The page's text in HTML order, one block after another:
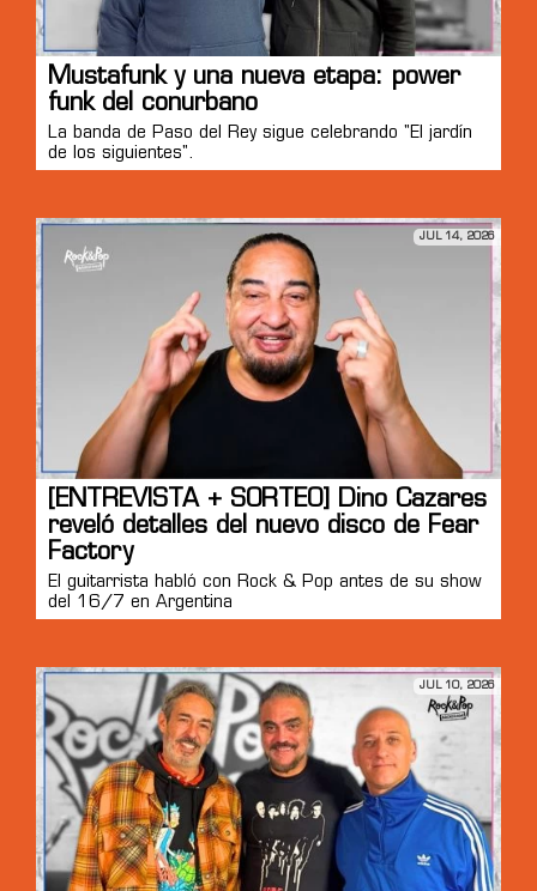
Mustafunk y una nueva etapa: power
funk del conurbano
La banda de Paso del Rey sigue celebrando "El jardín
de los siguientes".
JUL 14, 2026
[ENTREVISTA + SORTEO] Dino Cazares
reveló detalles del nuevo disco de Fear
Factory
El guitarrista habló con Rock & Pop antes de su show
del 16/7 en Argentina
JUL 10, 2026